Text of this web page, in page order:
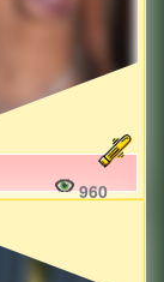
960